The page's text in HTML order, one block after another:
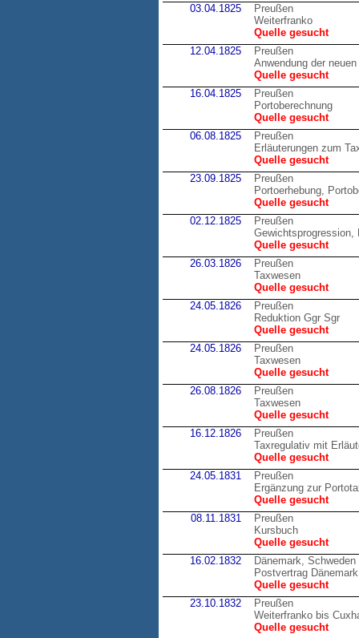
03.04.1825
Preußen
Weiterfranko
Quelle gesucht
12.04.1825
Preußen
Anwendung der
Quelle gesucht
16.04.1825
Preußen
Portoberechnung
Quelle gesucht
06.08.1825
Preußen
Erläuterungen zum
Quelle gesucht
23.09.1825
Preußen
Portoerhebung,
Quelle gesucht
02.12.1825
Preußen
Gewichtsprogression,
Quelle gesucht
26.03.1826
Preußen
Taxwesen
Quelle gesucht
24.05.1826
Preußen
Reduktion Ggr Sgr
Quelle gesucht
24.05.1826
Preußen
Taxwesen
Quelle gesucht
26.08.1826
Preußen
Taxwesen
Quelle gesucht
16.12.1826
Preußen
Taxregulativ mit
Quelle gesucht
24.05.1831
Preußen
Ergänzung zur
Quelle gesucht
08.11.1831
Preußen
Kursbuch
Quelle gesucht
16.02.1832
Dänemark, Schweden
Postvertrag
Quelle gesucht
23.10.1832
Preußen
Weiterfranko bis
Quelle gesucht